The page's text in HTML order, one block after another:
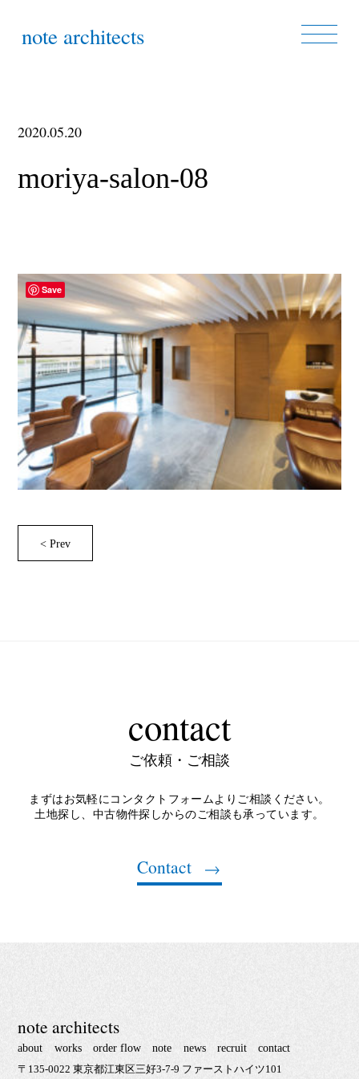
note architects
2020.05.20
moriya-salon-08
< Prev
contact
ご依頼・ご相談
まずはお気軽にコンタクトフォームよりご相談ください。
土地探し、中古物件探しからのご相談も承っています。
Contact
note architects
about works order flow note news recruit contact
〒135-0022 東京都江東区三好3-7-9 ファーストハイツ101
Save